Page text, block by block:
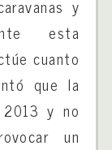
y
esta
cuanto
que la
y no
un